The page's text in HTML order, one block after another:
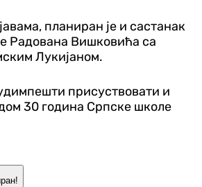
планиран је и састанак
Радована Вишковића са
Лукијаном.
присуствовати и
30 година Српске школе